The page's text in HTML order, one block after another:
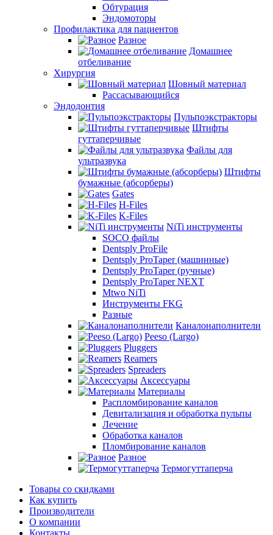
Обтурация
Эндомоторы
Профилактика для пациентов
Разное
Домашнее
отбеливание
Хирургия
Шовный материал
Рассасывающийся
Эндодонтия
Пульпоэкстракторы
Штифты
гуттаперчивые
Файлы для
ультразвука
Штифты
бумажные (абсорберы)
Gates
H-Files
K-Files
NiTi инструменты
SOCO файлы
Dentsply ProFile
Dentsply ProTaper (машинные)
Dentsply ProTaper (ручные)
Dentsply ProTaper NEXT
Mtwo NiTi
Инструменты FKG
Разные
Каналонаполнители
Peeso (Largo)
Pluggers
Reamers
Spreaders
Аксессуары
Материалы
Распломбирование каналов
Девитализация и обработка пульпы
Лечение
Обработка каналов
Пломбирование каналов
Разное
Термогуттаперча
Товары со скидками
Как купить
Производители
О компании
Контакты